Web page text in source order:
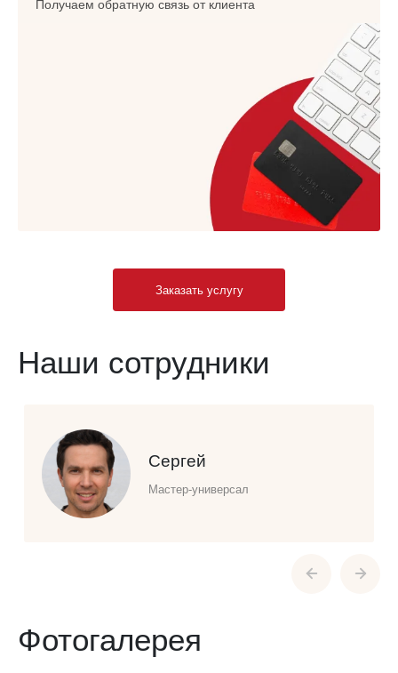
Получаем обратную связь от клиента
Заказать услугу
Наши сотрудники
Сергей
Мастер-универсал
Фотогалерея